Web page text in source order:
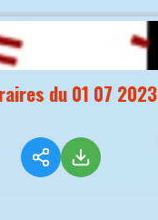
du 01 07 2023